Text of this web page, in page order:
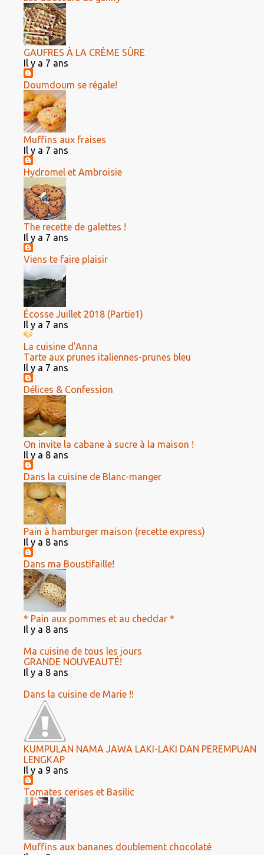
GAUFRES À LA CRÈME SÛRE
Il y a 7 ans
Doumdoum se régale!
Muffins aux fraises
Il y a 7 ans
Hydromel et Ambroisie
The recette de galettes !
Il y a 7 ans
Viens te faire plaisir
Écosse Juillet 2018 (Partie1)
Il y a 7 ans
La cuisine d'Anna
Tarte aux prunes italiennes-prunes bleu
Il y a 7 ans
Délices & Confession
On invite la cabane à sucre à la maison !
Il y a 8 ans
Dans la cuisine de Blanc-manger
Pain à hamburger maison (recette express)
Il y a 8 ans
Dans ma Boustifaille!
* Pain aux pommes et au cheddar *
Il y a 8 ans
Ma cuisine de tous les jours
GRANDE NOUVEAUTÉ!
Il y a 8 ans
Dans la cuisine de Marie !!
KUMPULAN NAMA JAWA LAKI-LAKI DAN PEREMPUAN
LENGKAP
Il y a 9 ans
Tomates cerises et Basilic
Muffins aux bananes doublement chocolaté